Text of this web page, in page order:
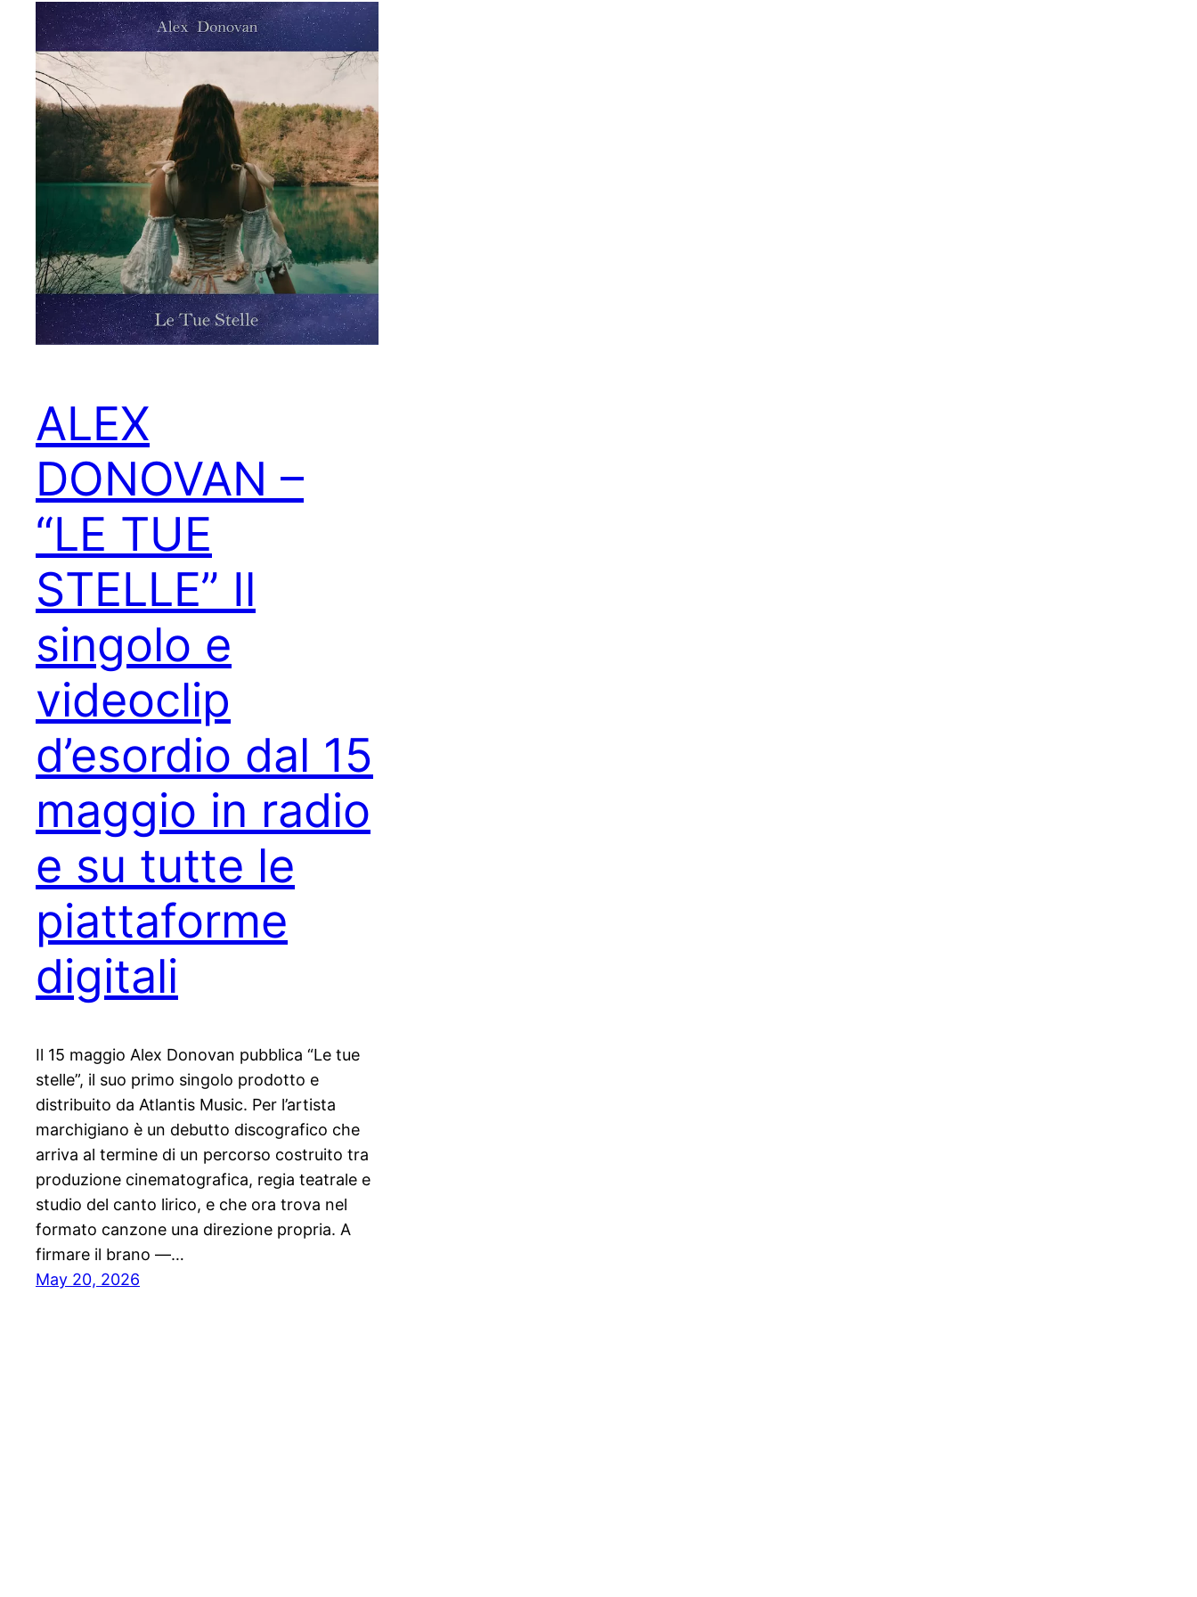
ALEX
DONOVAN –
“LE TUE
STELLE” Il
singolo e
videoclip
d’esordio dal 15
maggio in radio
e su tutte le
piattaforme
digitali
Il 15 maggio Alex Donovan pubblica “Le tue
stelle”, il suo primo singolo prodotto e
distribuito da Atlantis Music. Per l’artista
marchigiano è un debutto discografico che
arriva al termine di un percorso costruito tra
produzione cinematografica, regia teatrale e
studio del canto lirico, e che ora trova nel
formato canzone una direzione propria. A
firmare il brano —…
May 20, 2026